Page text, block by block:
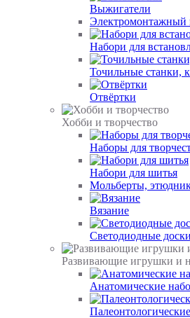
Выжигатели
Электромонтажный
Набори для
Точильные станки,
Отвёртки
Хобби и творчество
Наборы для
Набори для шитья
Мольберты,
Вязание
Светодиодные доски
Развивающие игрушки и
Анатомические